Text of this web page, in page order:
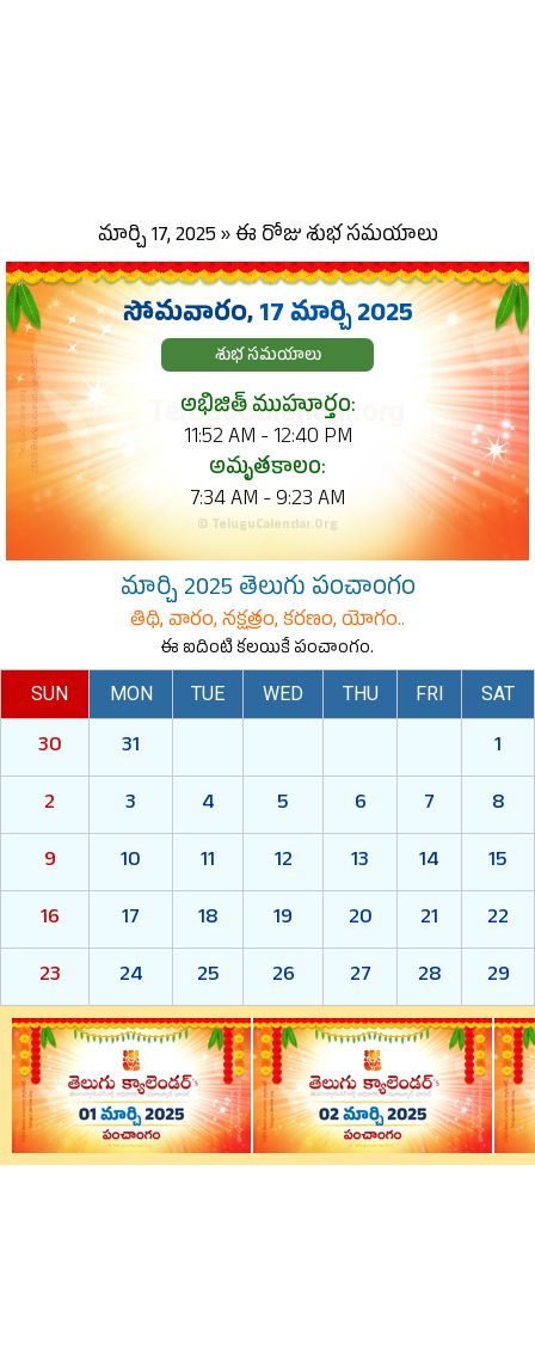
మార్చి 17, 2025 » ఈ రోజు శుభ సమయాలు
సోమవారం,17 మార్చి 2025
శుభ సమయాలు
అభిజిత్ ముహూర్తం:
11:52 AM - 12:40 PM
అమృతకాలం:
7:34 AM - 9:23 AM
© TeluguCalendar.Org
మార్చి 2025 తెలుగు పంచాంగం
తిథి, వారం, నక్షత్రం, కరణం, యోగం..
ఈ ఐదింటి కలయికే పంచాంగం.
SUN MON TUE WED THU FRI SAT
30 31
1
2
3 4 5 6 7
8
9
10 11 12 13 14
15
16
17 18 19 20 21
22
23
24 25 26 27 28 29